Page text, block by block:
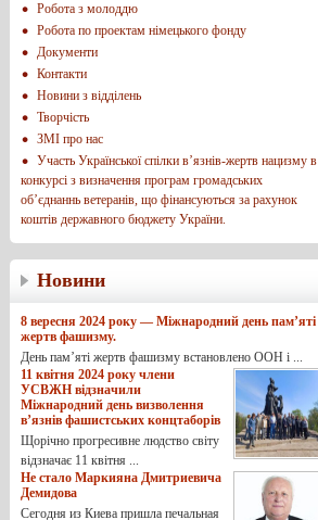
Робота з молоддю
Робота по проектам німецького фонду
Документи
Контакти
Новини з відділень
Творчість
ЗМІ про нас
Участь Української спілки в’язнів-жертв нацизму в
конкурсі з визначення програм громадських
об’єднаннь ветеранів, що фінансуються за рахунок
коштів державного бюджету України.
Новини
8 вересня 2024 року — Міжнародний день пам’яті
жертв фашизму.
День пам’яті жертв фашизму встановлено ООН і ...
11 квітня 2024 року члени
УСВЖН відзначили
Міжнародний день визволення
в’язнів фашистських концтаборів
Щорічно прогресивне людство світу
відзначає 11 квітня ...
Не стало Маркияна Дмитриевича
Демидова
Сегодня из Киева пришла печальная